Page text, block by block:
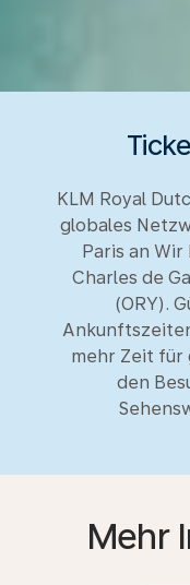
KLM Royal
globales
Paris an
Charles de
(ORY).
mehr Zeit
den
Mehr